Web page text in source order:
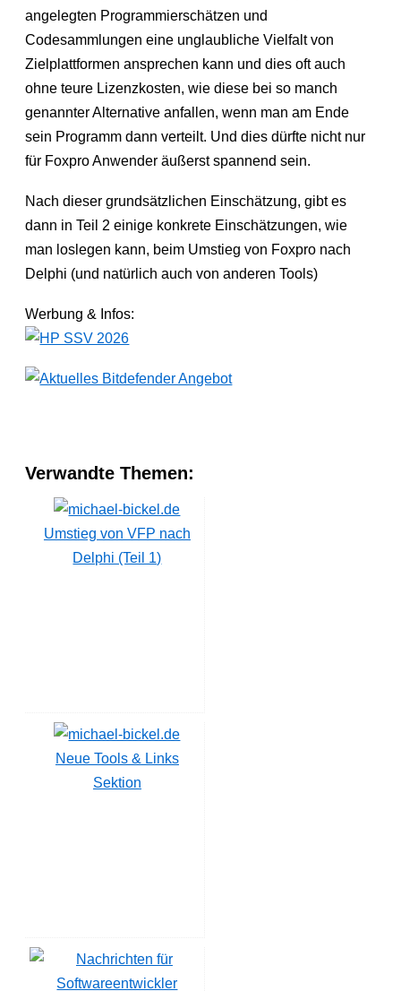
angelegten Programmierschätzen und
Codesammlungen eine unglaubliche Vielfalt von
Zielplattformen ansprechen kann und dies oft auch
ohne teure Lizenzkosten, wie diese bei so manch
genannter Alternative anfallen, wenn man am Ende
sein Programm dann verteilt. Und dies dürfte nicht nur
für Foxpro Anwender äußerst spannend sein.
Nach dieser grundsätzlichen Einschätzung, gibt es
dann in Teil 2 einige konkrete Einschätzungen, wie
man loslegen kann, beim Umstieg von Foxpro nach
Delphi (und natürlich auch von anderen Tools)
Werbung & Infos:
Verwandte Themen:
Umstieg von VFP nach
Delphi (Teil 1)
Neue Tools & Links
Sektion